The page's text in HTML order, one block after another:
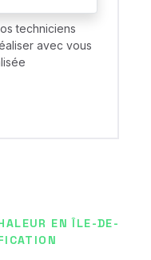
techniciens
avec vous
EN ÎLE-DE-